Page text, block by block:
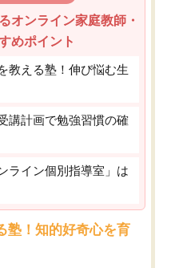
オンライン家庭教師・
めポイント
教える塾！伸び悩む生
講計画で勉強習慣の確
ライン個別指導室」は
塾！知的好奇心を育